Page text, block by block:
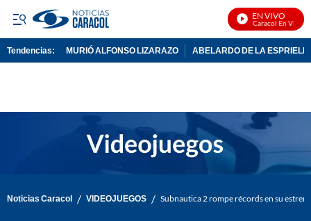
EN VIVO
Noticias Caracol En Vivo
Tendencias: MURIÓ ALFONSO LIZARAZO ABELARDO DE LA
Noticias Caracol / VIDEOJUEGOS / Subnautica 2 rompe récords en su